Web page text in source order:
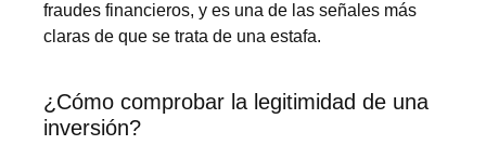
fraudes financieros, y es una de las señales más
claras de que se trata de una estafa.
¿Cómo comprobar la legitimidad de una
inversión?